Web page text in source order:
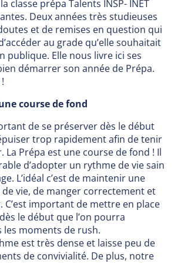
classe prépa Talents INSP- INET
Deux années très studieuses
et de remises en question qui
au grade qu’elle souhaitait
publique. Elle nous livre ici ses
démarrer son année de Prépa.
course de fond
de se préserver dès le début
trop rapidement afin de tenir
La Prépa est une course de fond ! Il
d’adopter un rythme de vie sain
L’idéal c’est de maintenir une
vie, de manger correctement et
C’est important de mettre en place
le début que l’on pourra
moments de rush.
est très dense et laisse peu de
de convivialité. De plus, notre